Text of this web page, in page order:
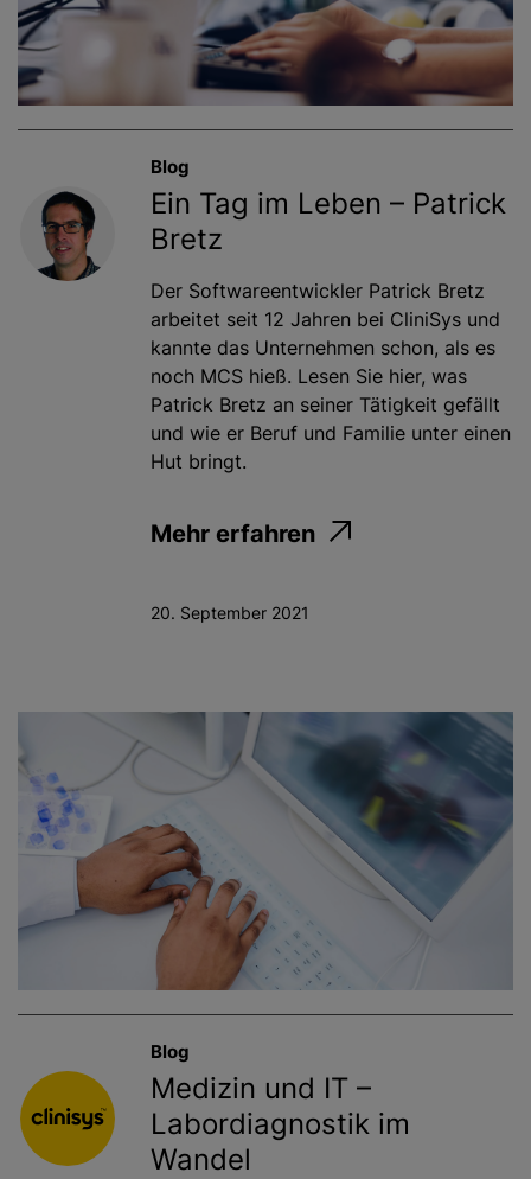
Blog
Ein Tag im Leben – Patrick
Bretz
Der Softwareentwickler Patrick Bretz
arbeitet seit 12 Jahren bei CliniSys und
kannte das Unternehmen schon, als es
noch MCS hieß. Lesen Sie hier, was
Patrick Bretz an seiner Tätigkeit gefällt
und wie er Beruf und Familie unter einen
Hut bringt.
Mehr erfahren
20. September 2021
Blog
Medizin und IT –
Labordiagnostik im
Wandel